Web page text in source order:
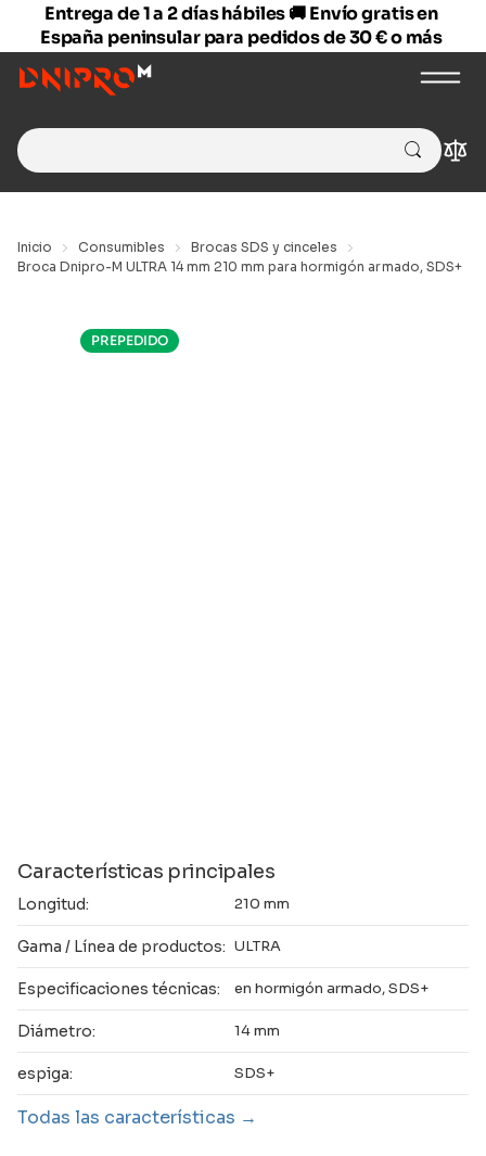
Entrega de 1 a 2 días hábiles 🚚 Envío gratis en
España peninsular para pedidos de 30 € o más
Search
for:
Inicio Consumibles
Brocas SDS y cinceles
Broca Dnipro-M ULTRA 14 mm 210 mm para hormigón armado, SDS+
PREPEDIDO
Características principales
Longitud: 210 mm
Gama / Línea de productos: ULTRA
Especificaciones técnicas: en hormigón armado, SDS+
Diámetro: 14 mm
espiga: SDS+
Todas las características